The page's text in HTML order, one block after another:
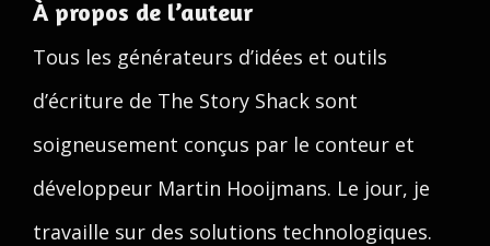
À propos de l’auteur
Tous les générateurs d’idées et outils
d’écriture de The Story Shack sont
soigneusement conçus par le conteur et
développeur Martin Hooijmans. Le jour, je
travaille sur des solutions technologiques.